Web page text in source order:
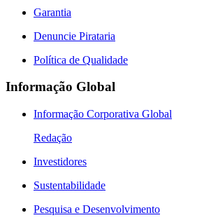
Garantia
Denuncie Pirataria
Política de Qualidade
Informação Global
Informação Corporativa Global
Redação
Investidores
Sustentabilidade
Pesquisa e Desenvolvimento